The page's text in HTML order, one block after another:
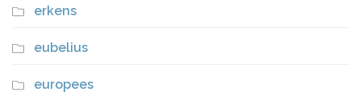
erkens
eubelius
europees